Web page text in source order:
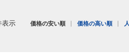
表示 価格の安い順 価格の高い順